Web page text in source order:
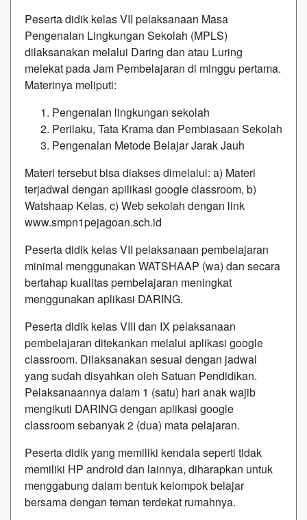
Peserta didik kelas VII pelaksanaan Masa
Pengenalan Lingkungan Sekolah (MPLS)
dilaksanakan melalui Daring dan atau Luring
melekat pada Jam Pembelajaran di minggu pertama.
Materinya meliputi:
Pengenalan lingkungan sekolah
Perilaku, Tata Krama dan Pembiasaan Sekolah
Pengenalan Metode Belajar Jarak Jauh
Materi tersebut bisa diakses dimelalui: a) Materi
terjadwal dengan apilikasi google classroom, b)
Watshaap Kelas, c) Web sekolah dengan link
www.smpn1pejagoan.sch.id
Peserta didik kelas VII pelaksanaan pembelajaran
minimal menggunakan WATSHAAP (wa) dan secara
bertahap kualitas pembelajaran meningkat
menggunakan aplikasi DARING.
Peserta didik kelas VIII dan IX pelaksanaan
pembelajaran ditekankan melalui aplikasi google
classroom. Dilaksanakan sesuai dengan jadwal
yang sudah disyahkan oleh Satuan Pendidikan.
Pelaksanaannya dalam 1 (satu) hari anak wajib
mengikuti DARING dengan aplikasi google
classroom sebanyak 2 (dua) mata pelajaran.
Peserta didik yang memiliki kendala seperti tidak
memiliki HP android dan lainnya, diharapkan untuk
menggabung dalam bentuk kelompok belajar
bersama dengan teman terdekat rumahnya.